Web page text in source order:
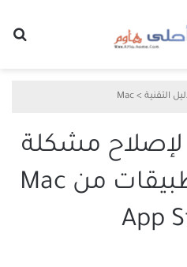
التقنية >
Mac
طرق لإصلاح مشكلة
عدم تنزيل التطبيقات من Mac
App